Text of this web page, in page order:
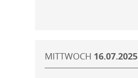
MITTWOCH 16.07.2025